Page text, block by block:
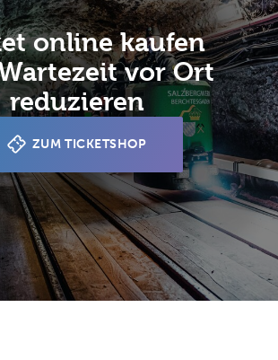
online kaufen
vor Ort
reduzieren
ZUM TICKETSHOP